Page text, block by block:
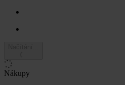
Nákupy